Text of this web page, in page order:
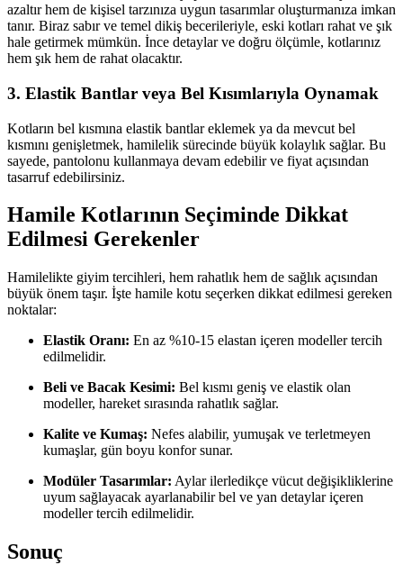
azaltır hem de kişisel tarzınıza uygun tasarımlar oluşturmanıza imkan
tanır. Biraz sabır ve temel dikiş becerileriyle, eski kotları rahat ve şık
hale getirmek mümkün. İnce detaylar ve doğru ölçümle, kotlarınız
hem şık hem de rahat olacaktır.
3. Elastik Bantlar veya Bel Kısımlarıyla Oynamak
Kotların bel kısmına elastik bantlar eklemek ya da mevcut bel
kısmını genişletmek, hamilelik sürecinde büyük kolaylık sağlar. Bu
sayede, pantolonu kullanmaya devam edebilir ve fiyat açısından
tasarruf edebilirsiniz.
Hamile Kotlarının Seçiminde Dikkat
Edilmesi Gerekenler
Hamilelikte giyim tercihleri, hem rahatlık hem de sağlık açısından
büyük önem taşır. İşte hamile kotu seçerken dikkat edilmesi gereken
noktalar:
Elastik Oranı: En az %10-15 elastan içeren modeller tercih
edilmelidir.
Beli ve Bacak Kesimi: Bel kısmı geniş ve elastik olan
modeller, hareket sırasında rahatlık sağlar.
Kalite ve Kumaş: Nefes alabilir, yumuşak ve terletmeyen
kumaşlar, gün boyu konfor sunar.
Modüler Tasarımlar: Aylar ilerledikçe vücut değişikliklerine
uyum sağlayacak ayarlanabilir bel ve yan detaylar içeren
modeller tercih edilmelidir.
Sonuç